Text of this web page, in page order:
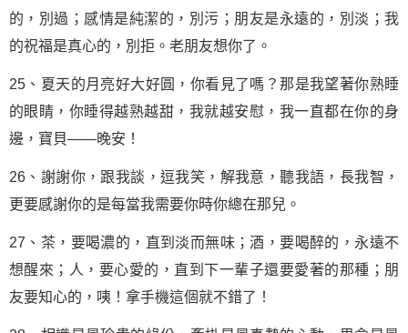
的，別過；感情是純潔的，別污；朋友是永遠的，別淡；我
的祝福是真心的，別拒。老朋友想你了。
25、夏天的月亮好大好圓，你看見了嗎？那是我望著你熟睡
的眼睛，你睡得越熟越甜，我就越安慰，我一直都在你的身
邊，寶貝——晚安！
26、謝謝你，跟我談，逗我笑，解我意，聽我語，長我智，
更要感謝你的是每當我需要你時你總在那兒。
27、茶，要喝濃的，直到淡而無味；酒，要喝醉的，永遠不
想醒來；人，要心愛的，直到下一輩子還要愛著的那種；朋
友要知心的，咦！拿手機這個就不錯了！